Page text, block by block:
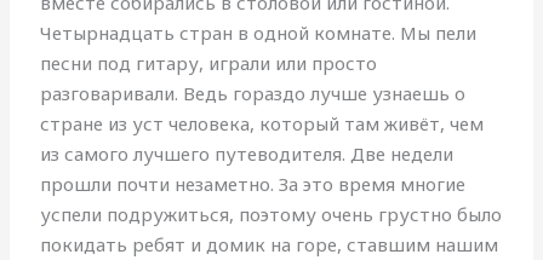
Четырнадцать стран в одной комнате. Мы пели
песни под гитару, играли или просто
разговаривали. Ведь гораздо лучше узнаешь о
стране из уст человека, который там живёт, чем
из самого лучшего путеводителя. Две недели
прошли почти незаметно. За это время многие
успели подружиться, поэтому очень грустно было
покидать ребят и домик на горе, ставшим нашим